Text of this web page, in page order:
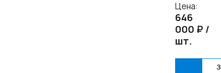
Цена:
646
000 ₽ /
шт.